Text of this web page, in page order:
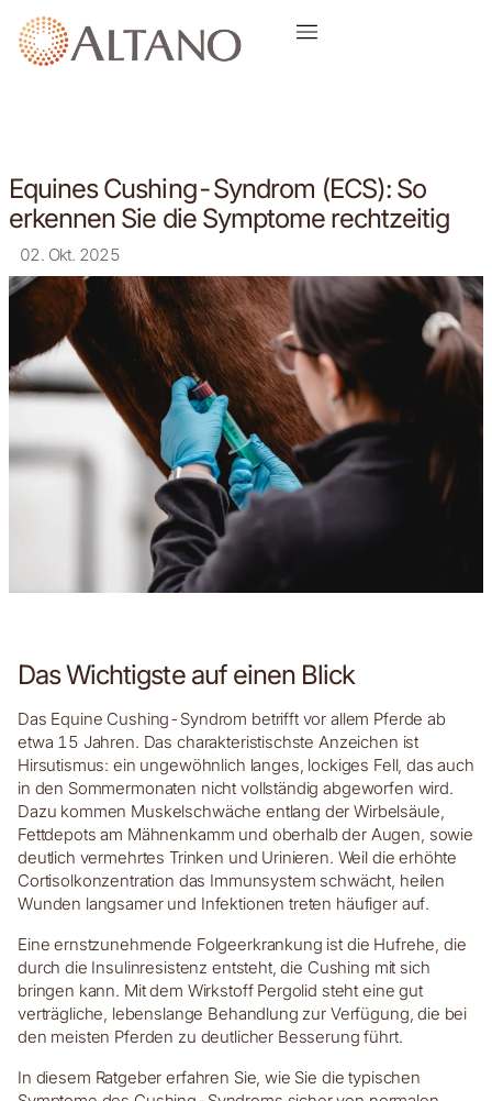
Equines Cushing-Syndrom (ECS): So
erkennen Sie die Symptome rechtzeitig
02. Okt. 2025
Das Wichtigste auf einen Blick
Das Equine Cushing-Syndrom betrifft vor allem Pferde ab
etwa 15 Jahren. Das charakteristischste Anzeichen ist
Hirsutismus: ein ungewöhnlich langes, lockiges Fell, das auch
in den Sommermonaten nicht vollständig abgeworfen wird.
Dazu kommen Muskelschwäche entlang der Wirbelsäule,
Fettdepots am Mähnenkamm und oberhalb der Augen, sowie
deutlich vermehrtes Trinken und Urinieren. Weil die erhöhte
Cortisolkonzentration das Immunsystem schwächt, heilen
Wunden langsamer und Infektionen treten häufiger auf.
Eine ernstzunehmende Folgeerkrankung ist die Hufrehe, die
durch die Insulinresistenz entsteht, die Cushing mit sich
bringen kann. Mit dem Wirkstoff Pergolid steht eine gut
verträgliche, lebenslange Behandlung zur Verfügung, die bei
den meisten Pferden zu deutlicher Besserung führt.
In diesem Ratgeber erfahren Sie, wie Sie die typischen